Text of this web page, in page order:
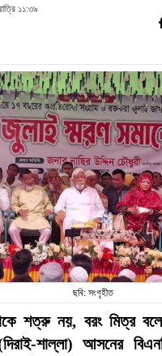
১১:৩৯
ছবি: সংগৃহীত
শত্রু নয়, বরং মিত্র
শাল্লা) আসনের